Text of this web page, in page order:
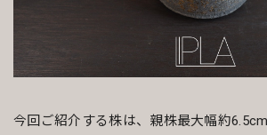
今回ご紹介する株は、親株最大幅約